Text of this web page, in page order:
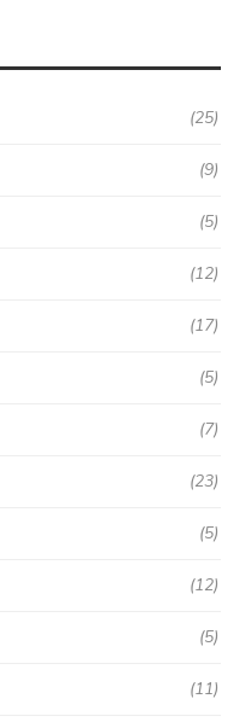
(25)
(9)
(5)
(12)
(17)
(5)
(7)
(23)
(5)
(12)
(5)
(11)